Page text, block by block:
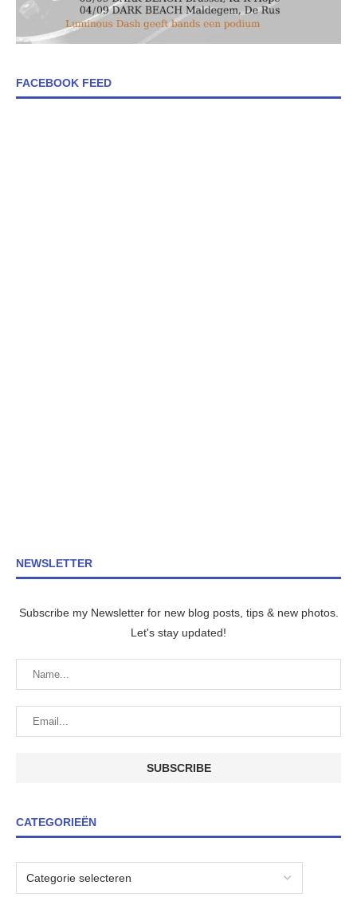
FACEBOOK FEED
NEWSLETTER
Subscribe my Newsletter for new blog posts, tips & new photos.
Let's stay updated!
CATEGORIEËN